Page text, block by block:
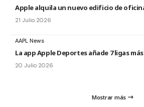
Apple alquila un nuevo edificio de
21 Julio 2026
AAPL News
La app Apple Deportes añade 7 ligas
20 Julio 2026
Mostrar más